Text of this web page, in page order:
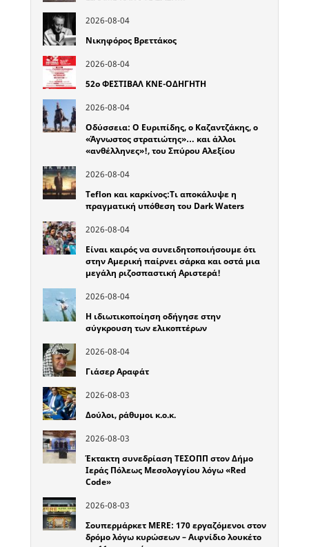
2026-08-04
Νικηφόρος Βρεττάκος
2026-08-04
52o ΦΕΣΤΙΒΑΛ ΚΝΕ-ΟΔΗΓΗΤΗ
2026-08-04
Οδύσσεια: Ο Ευριπίδης, ο Καζαντζάκης, ο
«Άγνωστος στρατιώτης»… και άλλοι
«ανθέλληνες»!, του Σπύρου Αλεξίου
2026-08-04
Teflon και καρκίνος:Τι αποκάλυψε η
πραγματική υπόθεση του Dark Waters
2026-08-04
Είναι καιρός να συνειδητοποιήσουμε ότι
στην Αμερική παίρνει σάρκα και οστά μια
μεγάλη ριζοσπαστική Αριστερά!
2026-08-04
Η ιδιωτικοποίηση οδήγησε στην
σύγκρουση των ελικοπτέρων
2026-08-04
Γιάσερ Αραφάτ
2026-08-03
Δούλοι, ράθυμοι κ.ο.κ.
2026-08-03
Έκτακτη συνεδρίαση ΤΕΣΟΠΠ στον Δήμο
Ιεράς Πόλεως Μεσολογγίου λόγω «Red
Code»
2026-08-03
Σουπερμάρκετ MERE: 170 εργαζόμενοι στον
δρόμο λόγω κυρώσεων – Αιφνίδιο λουκέτο